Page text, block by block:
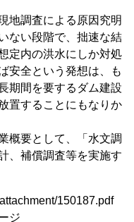
地調査による原因究明
ない段階で、拙速な結
定内の洪水にしか対処
安全という発想は、も
期間を要するダム建設
置することにもなりか
概要として、「水文調
、補償調査等を実施す
150187.pdf
ジ